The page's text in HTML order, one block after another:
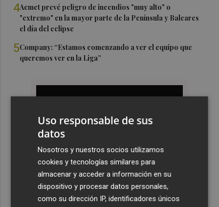
4Aemet prevé peligro de incendios "muy alto" o
"extremo" en la mayor parte de la Península y Baleares
el día del eclipse
5Company: “Estamos comenzando a ver el equipo que
queremos ver en la Liga”
Uso responsable de sus
datos
Nosotros y nuestros socios utilizamos
cookies y tecnologías similares para
almacenar y acceder a información en su
dispositivo y procesar datos personales,
como su dirección IP, identificadores únicos